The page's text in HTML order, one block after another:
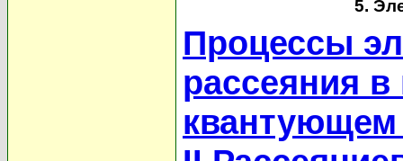
5.
Процессы
рассеяния
квантующем